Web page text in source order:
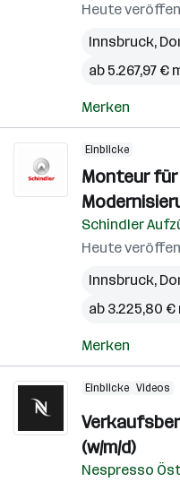
Heute
Innsbruck,
ab 5.267,97 €
Merken
Einblicke
Monteur für
Schindler
Heute
Innsbruck,
ab 3.225,80
Merken
Einblicke Videos
(w/m/d)
Nespresso